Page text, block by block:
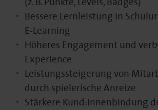
Bessere Lernleistung in
E‑Learning
Höheres Engagement und
Experience
Leistungssteigerung von
durch spielerische Anreize
Stärkere Kund:innenbindung